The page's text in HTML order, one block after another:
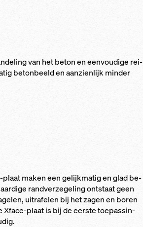
van het be­ton en een­vou­di­ge rei­
be­ton­beeld en aan­zien­lijk min­der
plaat ma­ken een ge­lijk­ma­tig en glad be­
randverze­ge­ling ont­staat geen
uit­ra­fe­len bij het za­gen en bo­ren
Xfa­ce-plaat is bij de eers­te toe­pas­sin­